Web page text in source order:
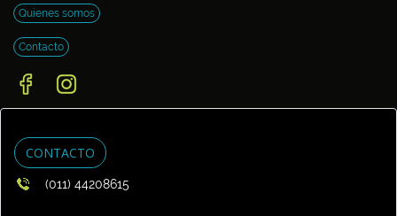
Quienes somos
Contacto
CONTACTO
(011) 44208615